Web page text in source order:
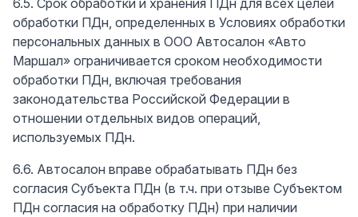
обработки ПДн, определенных в Условиях обработки
персональных данных в ООО Автосалон «Авто
Маршал» ограничивается сроком необходимости
обработки ПДн, включая требования
законодательства Российской Федерации в
отношении отдельных видов операций,
используемых ПДн.
6.6. Автосалон вправе обрабатывать ПДн без
согласия Субъекта ПДн (в т.ч. при отзыве Субъектом
ПДн согласия на обработку ПДн) при наличии